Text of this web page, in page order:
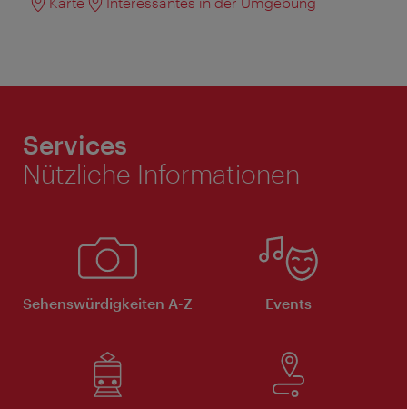
Services
Nützliche Informationen
Sehenswürdigkeiten A-Z Events